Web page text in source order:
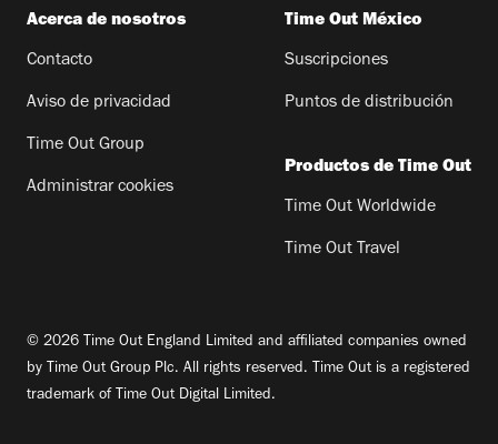
Acerca de nosotros
Contacto
Aviso de privacidad
Time Out Group
Administrar cookies
Time Out México
Suscripciones
Puntos de distribución
Productos de Time Out
Time Out Worldwide
Time Out Travel
© 2026 Time Out England Limited and affiliated companies owned
by Time Out Group Plc. All rights reserved. Time Out is a registered
trademark of Time Out Digital Limited.